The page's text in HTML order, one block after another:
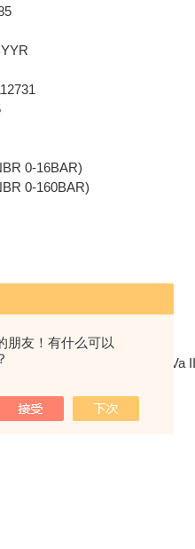
朋友！有什么可以
0-16BAR)
0-160BAR)
V/25.4-32.6 V 7.8A 0.72k Va
机）